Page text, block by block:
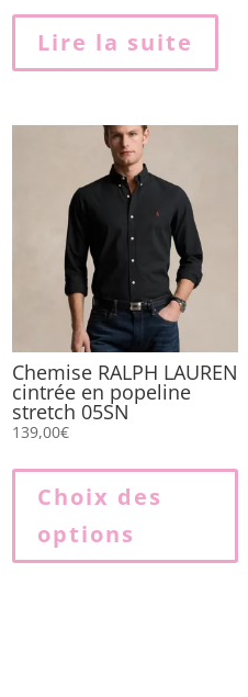
Lire la suite
Chemise RALPH LAUREN
cintrée en popeline
stretch 05SN
139,00€
Choix des
options